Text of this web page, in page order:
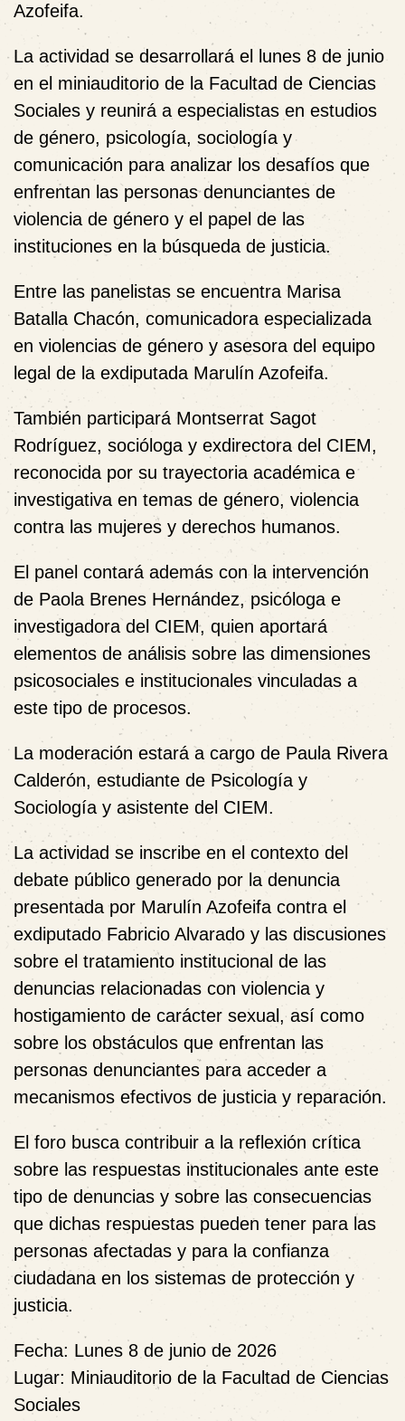
Azofeifa.
La actividad se desarrollará el
lunes 8 de junio
en el miniauditorio de la Facultad de Ciencias
Sociales y reunirá a especialistas en estudios
de género, psicología, sociología y
comunicación para analizar los desafíos que
enfrentan las personas denunciantes de
violencia de género y el papel de las
instituciones en la búsqueda de justicia.
Entre las panelistas se encuentraMarisa
Batalla Chacón, comunicadora especializada
en violencias de género y asesora del equipo
legal de la exdiputada Marulín Azofeifa.
También participará Montserrat Sagot
Rodríguez, socióloga y exdirectora del CIEM,
reconocida por su trayectoria académica e
investigativa en temas de género, violencia
contra las mujeres y derechos humanos.
El panel contará además con la intervención
de Paola Brenes Hernández, psicóloga e
investigadora del CIEM, quien aportará
elementos de análisis sobre las dimensiones
psicosociales e institucionales vinculadas a
este tipo de procesos.
La moderación estará a cargo de Paula Rivera
Calderón, estudiante de Psicología y
Sociología y asistente del CIEM.
La actividad se inscribe en el contexto del
debate público generado por la denuncia
presentada por Marulín Azofeifa contra el
exdiputado Fabricio Alvarado y las discusiones
sobre el tratamiento institucional de las
denuncias relacionadas con violencia y
hostigamiento de carácter sexual, así como
sobre los obstáculos que enfrentan las
personas denunciantes para acceder a
mecanismos efectivos de justicia y reparación.
El foro busca contribuir a la reflexión crítica
sobre las respuestas institucionales ante este
tipo de denuncias y sobre las consecuencias
que dichas respuestas pueden tener para las
personas afectadas y para la confianza
ciudadana en los sistemas de protección y
justicia.
Fecha: Lunes 8 de junio de 2026
Lugar: Miniauditorio de la Facultad de Ciencias
Sociales